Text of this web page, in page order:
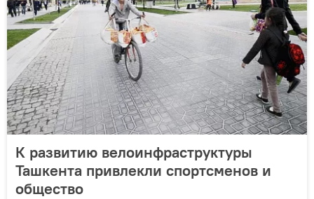
К развитию велоинфраструктуры
Ташкента привлекли спортсменов и
общество